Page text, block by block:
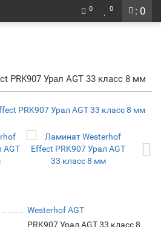
: 0
0 0
PRK907 Урал AGT 33 класс 8 мм
Westerhof AGT
PRK907 Урал AGT 33 класс 8